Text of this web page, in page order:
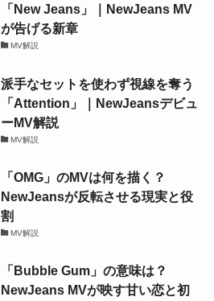
「New Jeans」｜NewJeans MV
が告げる新章
MV解説
派手なセットを使わず視線を奪う
「Attention」｜NewJeansデビュ
ーMV解説
MV解説
「OMG」のMVは何を描く？
NewJeansが反転させる現実と役
割
MV解説
「Bubble Gum」の意味は？
NewJeans MVが映す甘い恋と初